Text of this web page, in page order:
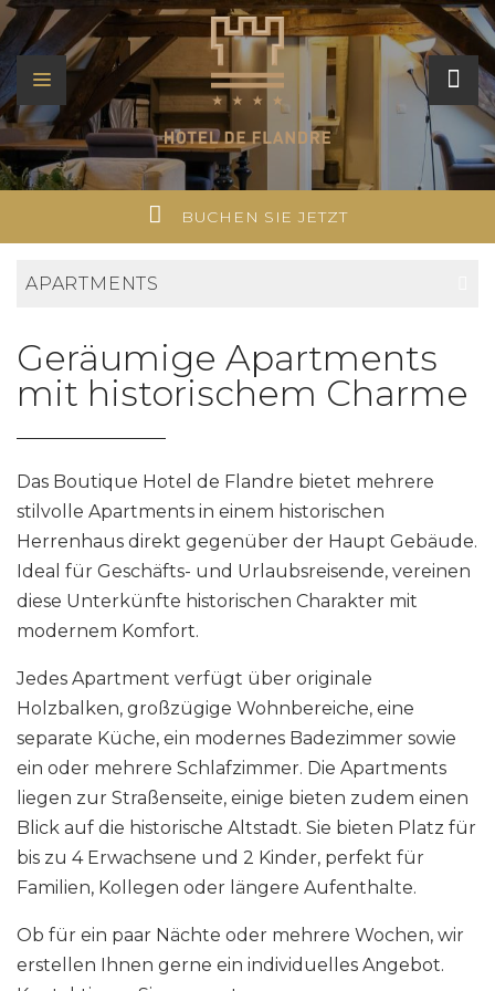
BUCHEN SIE JETZT
APARTMENTS
Geräumige Apartments
mit historischem Charme
Das Boutique Hotel de Flandre bietet mehrere
stilvolle Apartments in einem historischen
Herrenhaus direkt gegenüber der Haupt Gebäude.
Ideal für Geschäfts- und Urlaubsreisende, vereinen
diese Unterkünfte historischen Charakter mit
modernem Komfort.
Jedes Apartment verfügt über originale
Holzbalken, großzügige Wohnbereiche, eine
separate Küche, ein modernes Badezimmer sowie
ein oder mehrere Schlafzimmer. Die Apartments
liegen zur Straßenseite, einige bieten zudem einen
Blick auf die historische Altstadt. Sie bieten Platz für
bis zu 4 Erwachsene und 2 Kinder, perfekt für
Familien, Kollegen oder längere Aufenthalte.
Ob für ein paar Nächte oder mehrere Wochen, wir
erstellen Ihnen gerne ein individuelles Angebot.